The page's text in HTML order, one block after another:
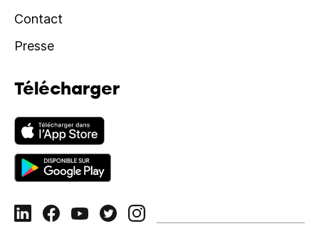
Contact
Presse
Télécharger